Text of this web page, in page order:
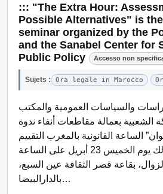
::: "The Extra Hour:
Possible Alternatives" is
seminar organized by the
and the Sanabel Center for
Public Policy
Accesso non
Sujets : Ora legale in Marocco
والسياسات العمومية والمكتب
الشعبية بعمالة مقاطعات أنفاء ندوة
الساعة القانونية بالمغرب التقييم
والبدائل الممكنة “، وذلك يوم الخميس 23 أبريل على الساعة
الزوال، بقاعة قصر الثقافة عين السبع،
بالدارالبيضا…